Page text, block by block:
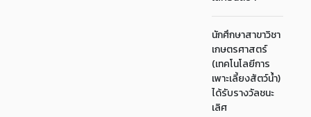
นักศึกษาสาขาวิชา
เกษตรศาสตร์
(เทคโนโลยีการ
เพาะเลี้ยงสัตว์น้ำ)
ได้รับรางวัลชนะ
เลิศ